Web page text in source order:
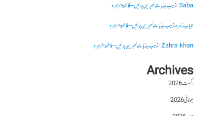
Sabaازجب جذبات خبر بن جائیں – فاطمۃالزہرہ
نایاب زہرہازجب جذبات خبر بن جائیں – فاطمۃالزہرہ
Zahra khanازجب جذبات خبر بن جائیں – فاطمۃالزہرہ
Archives
اگست 2026
جولائی 2026